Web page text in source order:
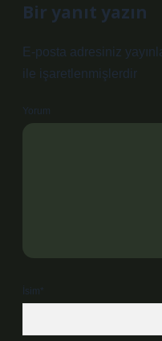
Bir yanıt yazın
E-posta adresiniz
ile işaretlenmişlerdir
Yorum
İsim*